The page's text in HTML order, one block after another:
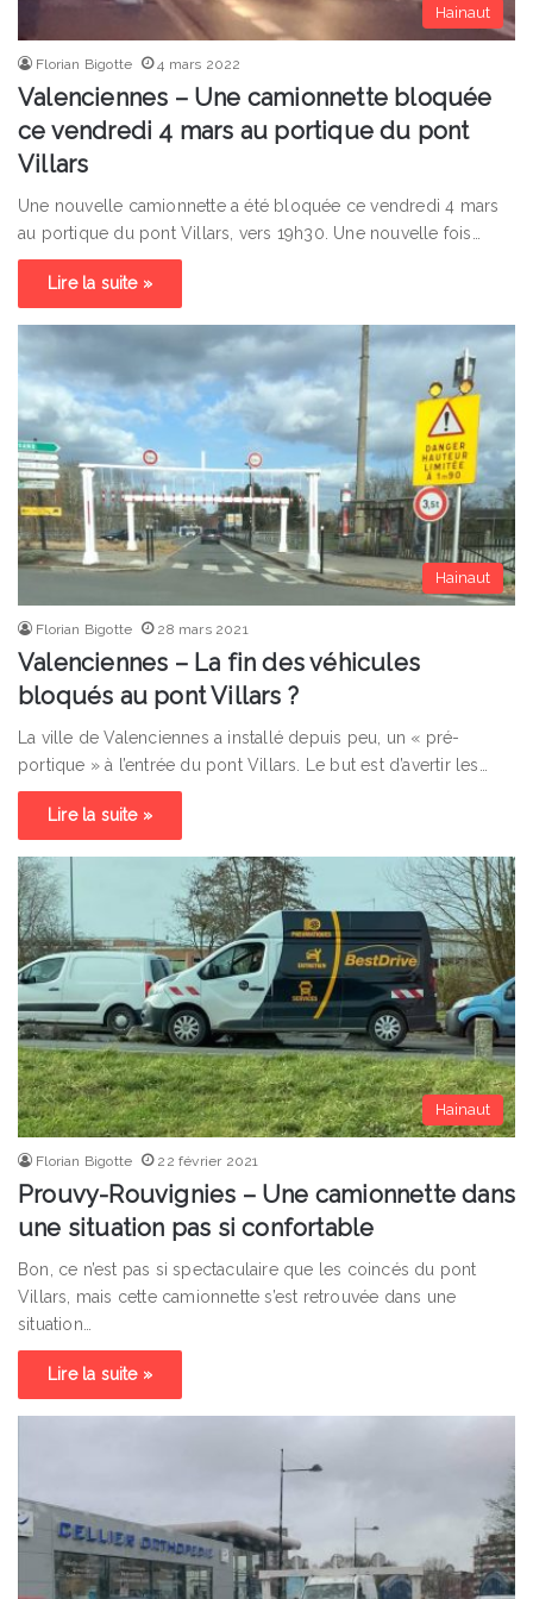
Hainaut
Florian Bigotte 4 mars 2022
Valenciennes – Une camionnette bloquée
ce vendredi 4 mars au portique du pont
Villars
Une nouvelle camionnette a été bloquée ce vendredi 4 mars
au portique du pont Villars, vers 19h30. Une nouvelle fois…
Lire la suite »
Hainaut
Florian Bigotte 28 mars 2021
Valenciennes – La fin des véhicules
bloqués au pont Villars ?
La ville de Valenciennes a installé depuis peu, un « pré-
portique » à l’entrée du pont Villars. Le but est d’avertir les…
Lire la suite »
Hainaut
Florian Bigotte 22 février 2021
Prouvy-Rouvignies – Une camionnette dans
une situation pas si confortable
Bon, ce n’est pas si spectaculaire que les coincés du pont
Villars, mais cette camionnette s’est retrouvée dans une
situation…
Lire la suite »